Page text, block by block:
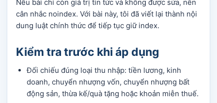
Nếu bài chỉ còn giá trị tin tức và không được sửa, nên
cân nhắc noindex. Với bài này, tôi đã viết lại thành nội
dung luật chính thức để tiếp tục giữ index.
Kiểm tra trước khi áp dụng
Đối chiếu đúng loại thu nhập: tiền lương, kinh
doanh, chuyển nhượng vốn, chuyển nhượng bất
động sản, thừa kế/quà tặng hoặc khoản miễn thuế.